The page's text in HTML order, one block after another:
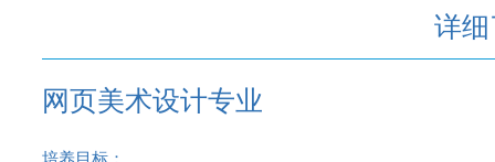
详
网页美术设计专业